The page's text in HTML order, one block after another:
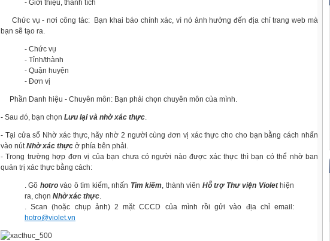
- Giới thiệu, thành tích
Chức vụ - nơi công tác:
Bạn khai báo chính xác, vì nó ảnh hưởng đến địa chỉ trang web mà
bạn sẽ tạo ra.
- Chức vụ
- Tỉnh/thành
- Quận huyện
- Đơn vị
Phần Danh hiệu - Chuyên môn: Bạn phải chọn chuyên môn của mình.
- Sau đó, bạn chọn Lưu lại và nhờ xác thực.
- Tại cửa sổ Nhờ xác thực, hãy nhờ 2 người cùng đơn vị xác thực cho cho bạn bằng cách nhấn
vào nútNhờ xác thực ở phía bên phải.
- Trong trường hợp đơn vị của bạn chưa có người nào được xác thực thì bạn có thể nhờ ban
quản trị xác thực bằng cách:
. Gõ hotrovào ô tìm kiếm, nhấn Tìm kiếm, thành viên Hỗ trợ Thư viện Violethiện
ra, chọn Nhờ xác thực.
. Scan (hoặc chụp ảnh) 2 mặt CCCD của mình rồi gửi vào địa chỉ email:
hotro@violet.vn